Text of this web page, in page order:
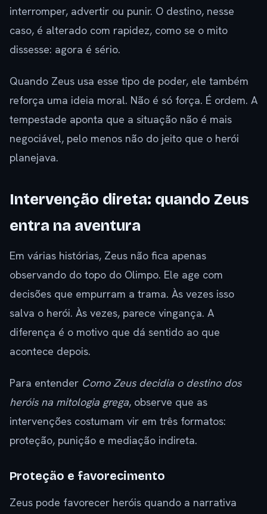
interromper, advertir ou punir. O destino, nesse
caso, é alterado com rapidez, como se o mito
dissesse: agora é sério.
Quando Zeus usa esse tipo de poder, ele também
reforça uma ideia moral. Não é só força. É ordem. A
tempestade aponta que a situação não é mais
negociável, pelo menos não do jeito que o herói
planejava.
Intervenção direta: quando Zeus
entra na aventura
Em várias histórias, Zeus não fica apenas
observando do topo do Olimpo. Ele age com
decisões que empurram a trama. Às vezes isso
salva o herói. Às vezes, parece vingança. A
diferença é o motivo que dá sentido ao que
acontece depois.
Para entender Como Zeus decidia o destino dos
heróis na mitologia grega, observe que as
intervenções costumam vir em três formatos:
proteção, punição e mediação indireta.
Proteção e favorecimento
Zeus pode favorecer heróis quando a narrativa